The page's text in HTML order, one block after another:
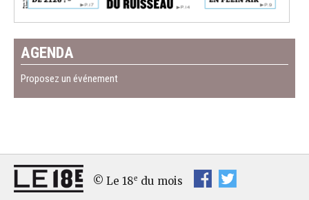
AGENDA
Proposez un événement
© Le 18e du mois